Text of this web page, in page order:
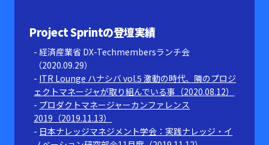
Project Sprintの登壇実績
経済産業省 DX-Techmembersランチ会
（2020.09.29）
ITR Lounge ハナシバ vol.5 激動の時代、隣のプロジ
ェクトマネージャが取り組んでいる事（2020.08.12）
プロダクトマネージャーカンファレンス
2019（2019.11.13）
日本ナレッジマネジメント学会：実践ナレッジ・イ